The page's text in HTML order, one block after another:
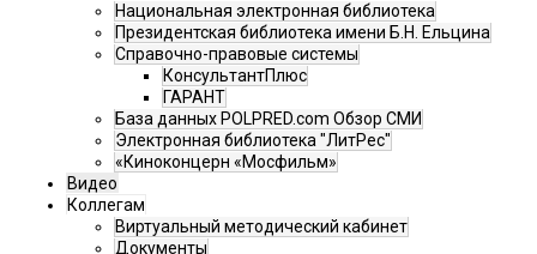
Национальная электронная библиотека
Президентская библиотека имени Б.Н. Ельцина
Справочно-правовые системы
КонсультантПлюс
ГАРАНТ
База данных POLPRED.com Обзор СМИ
Электронная библиотека "ЛитРес"
«Киноконцерн «Мосфильм»
Видео
Коллегам
Виртуальный методический кабинет
Документы